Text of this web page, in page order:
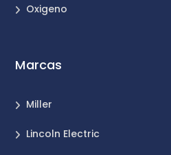
Oxigeno
Marcas
Miller
Lincoln Electric